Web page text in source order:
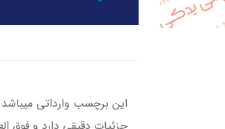
این برچسب وارداتی